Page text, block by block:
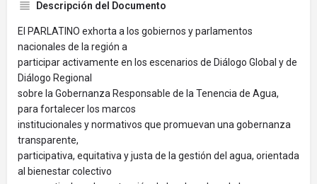
Descripción del Documento
El PARLATINO exhorta a los gobiernos y parlamentos
nacionales de la región a
participar activamente en los escenarios de Diálogo Global y de
Diálogo Regional
sobre la Gobernanza Responsable de la Tenencia de Agua,
para fortalecer los marcos
institucionales y normativos que promuevan una gobernanza
transparente,
participativa, equitativa y justa de la gestión del agua, orientada
al bienestar colectivo